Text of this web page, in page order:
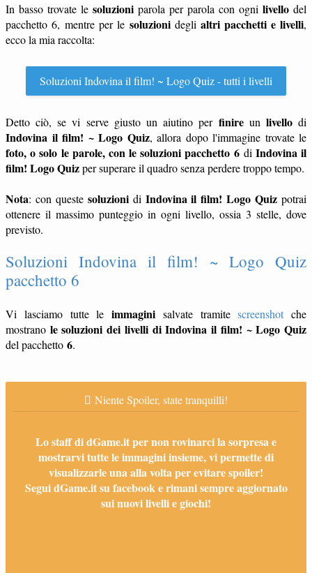
In basso trovate le soluzioni parola per parola con ogni livello del
pacchetto 6, mentre per le soluzionidegli altri pacchetti e livelli,
ecco la mia raccolta:
Soluzioni Indovina il film! ~ Logo Quiz - tutti i livelli
Detto ciò, se vi serve giusto un aiutino per finireun livellodi
Indovina il film! ~ Logo Quiz, allora dopo l'immagine trovate le
foto, o solo le parole, con le soluzioni pacchetto 6di Indovina il
film! Logo Quizper superare il quadro senza perdere troppo tempo.
Nota: con queste soluzionidi Indovina il film! Logo Quiz potrai
ottenere il massimo punteggio in ogni livello, ossia 3 stelle, dove
previsto.
Soluzioni Indovina il film! ~ Logo Quiz
pacchetto 6
Vi lasciamo tutte le immagini salvate tramitescreenshot che
mostrano le soluzioni dei livelli di Indovina il film! ~ Logo Quiz
del pacchetto 6.
Niente Spoiler, state tranquilli!
Lo staff di dGame.it per non rovinarci la sorpresa e
mostrarvi tutte le immagini insieme, vi permette di
visualizzarle una alla volta per evitare spoiler!
Segui dGame.it su facebook e rimani sempre aggiornato
sui nuovi livelli e giochi!